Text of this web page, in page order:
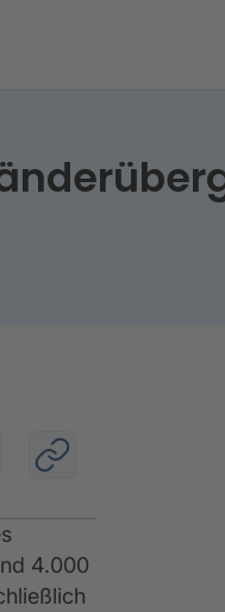
4.000